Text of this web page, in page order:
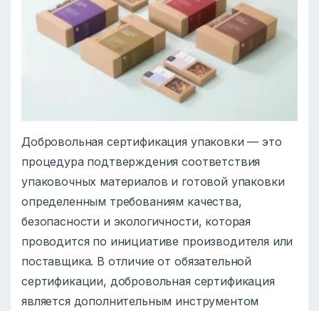
Добровольная сертификация упаковки — это
процедура подтверждения соответствия
упаковочных материалов и готовой упаковки
определенным требованиям качества,
безопасности и экологичности, которая
проводится по инициативе производителя или
поставщика. В отличие от обязательной
сертификации, добровольная сертификация
является дополнительным инструментом